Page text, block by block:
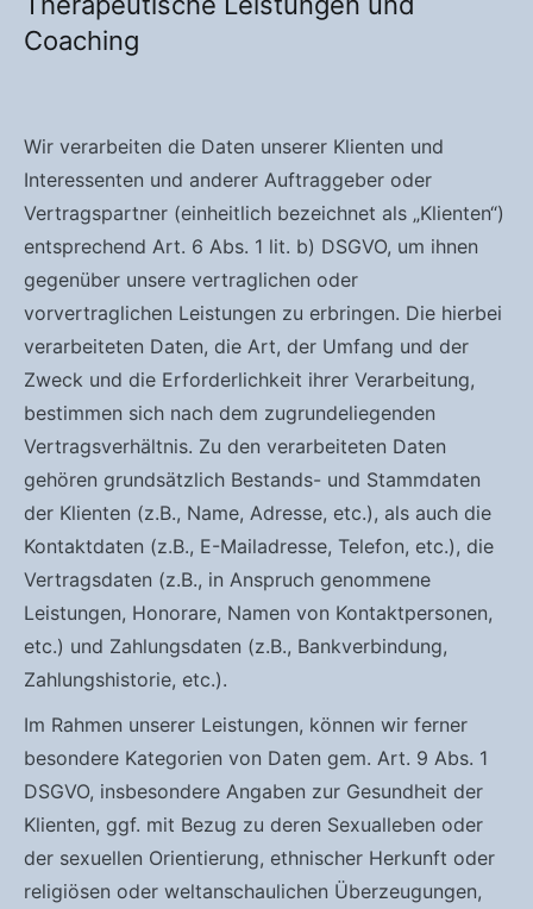
Coaching
Wir verarbeiten die Daten unserer Klienten und
Interessenten und anderer Auftraggeber oder
Vertragspartner (einheitlich bezeichnet als „Klienten“)
entsprechend Art. 6 Abs. 1 lit. b) DSGVO, um ihnen
gegenüber unsere vertraglichen oder
vorvertraglichen Leistungen zu erbringen. Die hierbei
verarbeiteten Daten, die Art, der Umfang und der
Zweck und die Erforderlichkeit ihrer Verarbeitung,
bestimmen sich nach dem zugrundeliegenden
Vertragsverhältnis. Zu den verarbeiteten Daten
gehören grundsätzlich Bestands- und Stammdaten
der Klienten (z.B., Name, Adresse, etc.), als auch die
Kontaktdaten (z.B., E-Mailadresse, Telefon, etc.), die
Vertragsdaten (z.B., in Anspruch genommene
Leistungen, Honorare, Namen von Kontaktpersonen,
etc.) und Zahlungsdaten (z.B., Bankverbindung,
Zahlungshistorie, etc.).
Im Rahmen unserer Leistungen, können wir ferner
besondere Kategorien von Daten gem. Art. 9 Abs. 1
DSGVO, insbesondere Angaben zur Gesundheit der
Klienten, ggf. mit Bezug zu deren Sexualleben oder
der sexuellen Orientierung, ethnischer Herkunft oder
religiösen oder weltanschaulichen Überzeugungen,